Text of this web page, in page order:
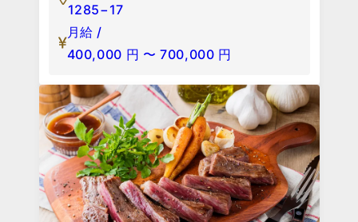
1285−17
月給 /
400,000 円 〜 700,000 円